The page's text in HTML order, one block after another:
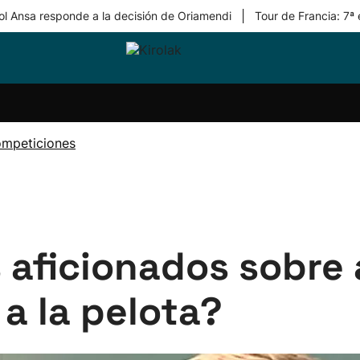
Ansa responde a la decisión de Oriamendi Tour de Francia: 7ª
Equipos
Competiciones
aficionados
la pelota?